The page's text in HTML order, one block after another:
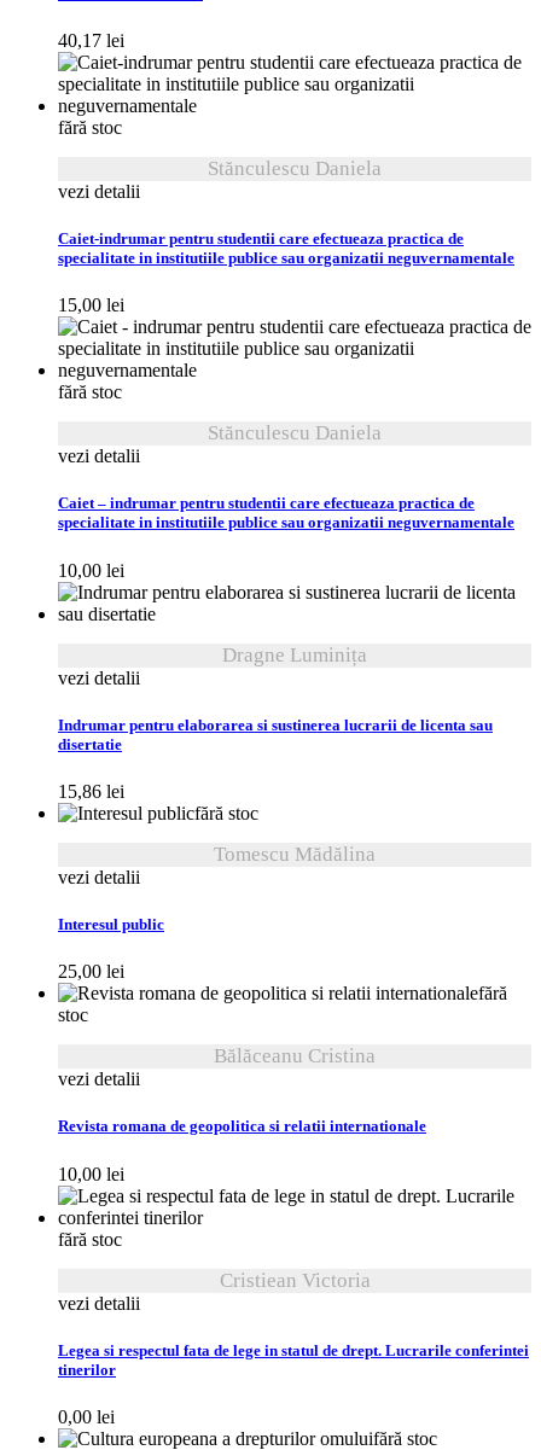
40,17 lei
fără stoc
Stănculescu Daniela
vezi detalii
Caiet-indrumar pentru studentii care efectueaza practica de
specialitate in institutiile publice sau organizatii neguvernamentale
15,00 lei
fără stoc
Stănculescu Daniela
vezi detalii
Caiet – indrumar pentru studentii care efectueaza practica de
specialitate in institutiile publice sau organizatii neguvernamentale
10,00 lei
Dragne Luminița
vezi detalii
Indrumar pentru elaborarea si sustinerea lucrarii de licenta sau
disertatie
15,86 lei
fără stoc
Tomescu Mădălina
vezi detalii
Interesul public
25,00 lei
fără
stoc
Bălăceanu Cristina
vezi detalii
Revista romana de geopolitica si relatii internationale
10,00 lei
fără stoc
Cristiean Victoria
vezi detalii
Legea si respectul fata de lege in statul de drept. Lucrarile conferintei
tinerilor
0,00 lei
fără stoc